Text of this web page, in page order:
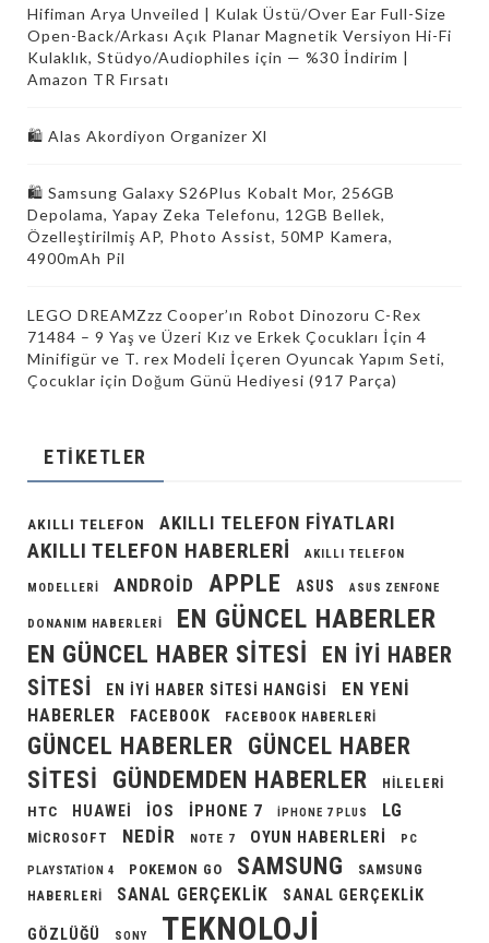
Hifiman Arya Unveiled | Kulak Üstü/Over Ear Full-Size
Open-Back/Arkası Açık Planar Magnetik Versiyon Hi-Fi
Kulaklık, Stüdyo/Audiophiles için — %30 İndirim |
Amazon TR Fırsatı
🛍️ Alas Akordiyon Organizer Xl
🛍 Samsung Galaxy S26Plus Kobalt Mor, 256GB
Depolama, Yapay Zeka Telefonu, 12GB Bellek,
Özelleştirilmiş AP, Photo Assist, 50MP Kamera,
4900mAh Pil
LEGO DREAMZzz Cooper’ın Robot Dinozoru C-Rex
71484 – 9 Yaş ve Üzeri Kız ve Erkek Çocukları İçin 4
Minifigür ve T. rex Modeli İçeren Oyuncak Yapım Seti,
Çocuklar için Doğum Günü Hediyesi (917 Parça)
ETIKETLER
AKILLI TELEFON AKILLI TELEFON FIYATLARI
AKILLI TELEFON HABERLERI AKILLI TELEFON
MODELLERI ANDROID APPLE ASUS ASUS ZENFONE
DONANIM HABERLERI EN GÜNCEL HABERLER
EN GÜNCEL HABER SITESI
EN IYI HABER
SITESI
EN IYI HABER SITESI HANGISI
EN YENI
HABERLER
FACEBOOK FACEBOOK HABERLERI
GÜNCEL HABERLER
GÜNCEL HABER
SITESI
GÜNDEMDEN HABERLER
HILELERI
HTC
HUAWEI IOS IPHONE 7 IPHONE 7 PLUS LG
MICROSOFT NEDIR NOTE 7 OYUN HABERLERI PC
PLAYSTATION 4 POKEMON GO SAMSUNG
SAMSUNG
HABERLERI
SANAL GERÇEKLIK SANAL GERÇEKLIK
GÖZLÜĞÜ SONY TEKNOLOJI